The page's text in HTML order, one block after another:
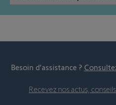
Besoin d’assistance ?
Recevez nos actus,